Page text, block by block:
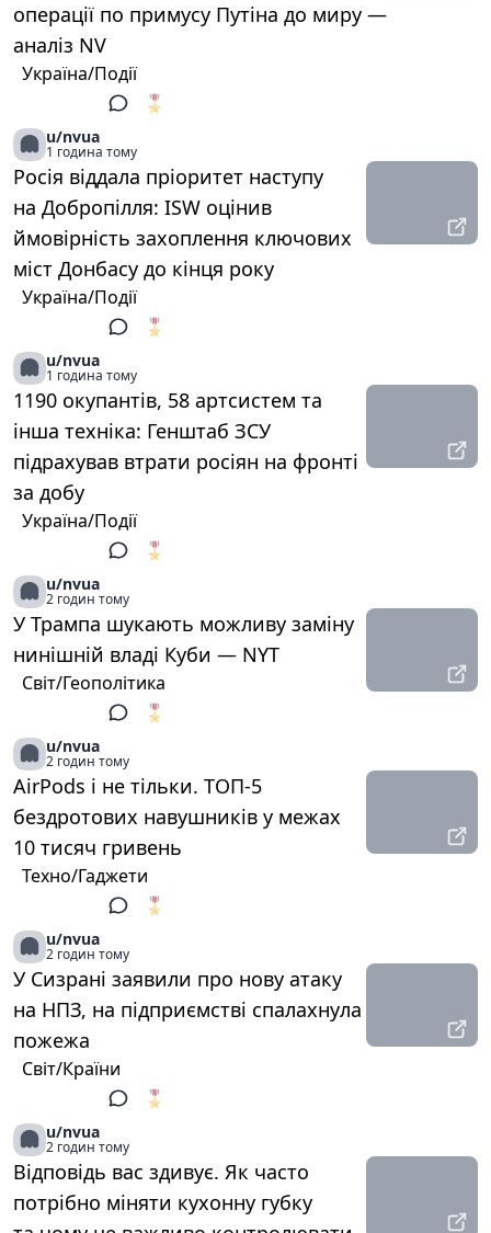
операції по примусу Путіна до миру —
аналіз NV
Україна/Події
🎖️
u/nvua
1 година тому
Росія віддала пріоритет наступу
на Добропілля: ISW оцінив
ймовірність захоплення ключових
міст Донбасу до кінця року
Україна/Події
🎖️
u/nvua
1 година тому
1190 окупантів, 58 артсистем та
інша техніка: Генштаб ЗСУ
підрахував втрати росіян на фронті
за добу
Україна/Події
🎖️
u/nvua
2 годин тому
У Трампа шукають можливу заміну
нинішній владі Куби — NYT
Світ/Геополітика
🎖️
u/nvua
2 годин тому
AirPods і не тільки. ТОП-5
бездротових навушників у межах
10 тисяч гривень
Техно/Гаджети
🎖️
u/nvua
2 годин тому
У Сизрані заявили про нову атаку
на НПЗ, на підприємстві спалахнула
пожежа
Світ/Країни
🎖️
u/nvua
2 годин тому
Відповідь вас здивує. Як часто
потрібно міняти кухонну губку